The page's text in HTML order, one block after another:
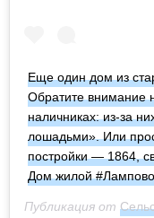
Еще один дом из
Обратите внимание
наличниках: из-за
лошадьми». Или
постройки — 1864,
Дом жилой
Публикация от